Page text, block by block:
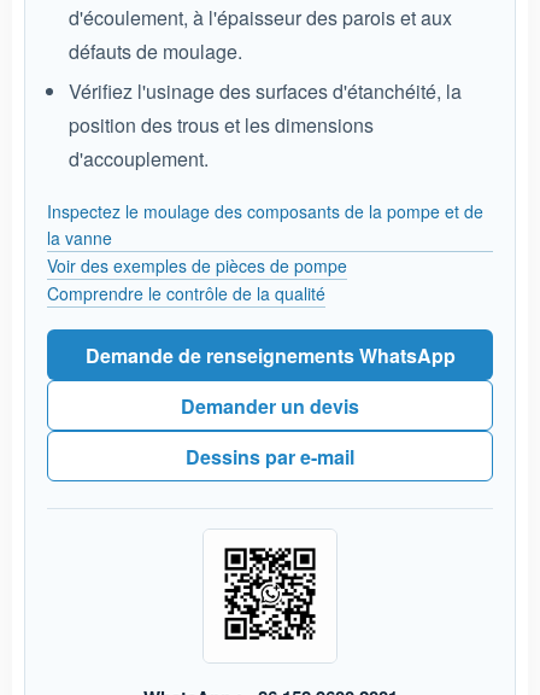
d'écoulement, à l'épaisseur des parois et aux
défauts de moulage.
Vérifiez l'usinage des surfaces d'étanchéité, la
position des trous et les dimensions
d'accouplement.
Inspectez le moulage des composants de la pompe et de
la vanne
Voir des exemples de pièces de pompe
Comprendre le contrôle de la qualité
Demande de renseignements WhatsApp
Demander un devis
Dessins par e-mail